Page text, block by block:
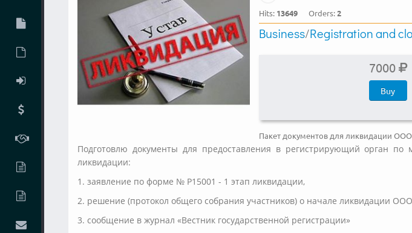
Hits: 13649 Orders:2
Business/Registration and
7000
Buy
Пакет документов для ликвидации
Подготовлю документы для предоставления в регистрирующий орган
ликвидации:
1. заявление по форме № Р15001 - 1 этап ликвидации,
2. решение (протокол общего собрания участников) о начале ликвидации ООО
3. сообщение в журнал «Вестник государственной регистрации»